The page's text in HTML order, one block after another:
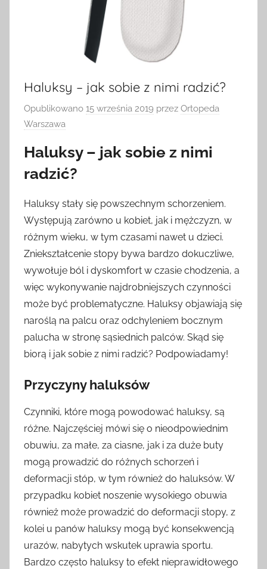
Haluksy – jak sobie z nimi radzić?
Opublikowano 15 września 2019 przez Ortopeda
Warszawa
Haluksy – jak sobie z nimi
radzić?
Haluksy stały się powszechnym schorzeniem.
Występują zarówno u kobiet, jak i mężczyzn, w
różnym wieku, w tym czasami nawet u dzieci.
Zniekształcenie stopy bywa bardzo dokuczliwe,
wywołuje ból i dyskomfort w czasie chodzenia, a
więc wykonywanie najdrobniejszych czynności
może być problematyczne. Haluksy objawiają się
naroślą na palcu oraz odchyleniem bocznym
palucha w stronę sąsiednich palców. Skąd się
biorą i jak sobie z nimi radzić? Podpowiadamy!
Przyczyny haluksów
Czynniki, które mogą powodować haluksy, są
różne. Najczęściej mówi się o nieodpowiednim
obuwiu, za małe, za ciasne, jak i za duże buty
mogą prowadzić do różnych schorzeń i
deformacji stóp, w tym również do haluksów. W
przypadku kobiet noszenie wysokiego obuwia
również może prowadzić do deformacji stopy, z
kolei u panów haluksy mogą być konsekwencją
urazów, nabytych wskutek uprawia sportu.
Bardzo często haluksy to efekt nieprawidłowego